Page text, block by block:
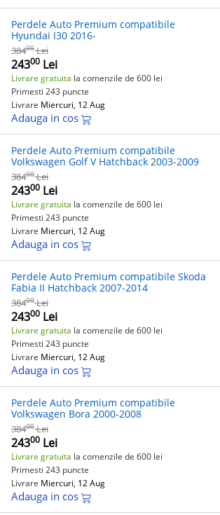
Perdele Auto Premium compatibile
Hyundai I30 2016-
38400 Lei
24300 Lei
Livrare gratuita la comenzile de 600 lei
Primesti 243 puncte
Livrare Miercuri, 12 Aug
Adauga in cos
Perdele Auto Premium compatibile
Volkswagen Golf V Hatchback 2003-2009
38400 Lei
24300 Lei
Livrare gratuita la comenzile de 600 lei
Primesti 243 puncte
Livrare Miercuri, 12 Aug
Adauga in cos
Perdele Auto Premium compatibile Skoda
Fabia II Hatchback 2007-2014
38400 Lei
24300 Lei
Livrare gratuita la comenzile de 600 lei
Primesti 243 puncte
Livrare Miercuri, 12 Aug
Adauga in cos
Perdele Auto Premium compatibile
Volkswagen Bora 2000-2008
38400 Lei
24300 Lei
Livrare gratuita la comenzile de 600 lei
Primesti 243 puncte
Livrare Miercuri, 12 Aug
Adauga in cos